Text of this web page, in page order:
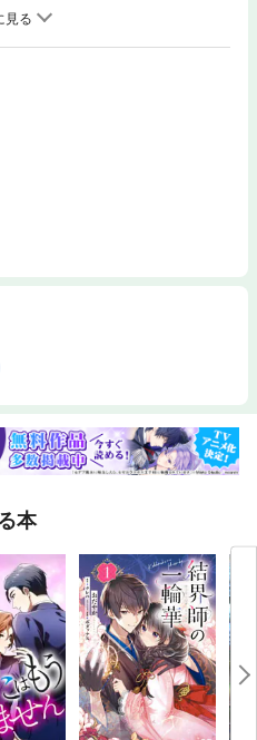
タリな甘えん坊な面もありますが、
り早い「徒歩」でついてくる!?気づ
ていて…。アブノーマル系インコ・
ちゃいそうな勢いですが、愛らしさ
本